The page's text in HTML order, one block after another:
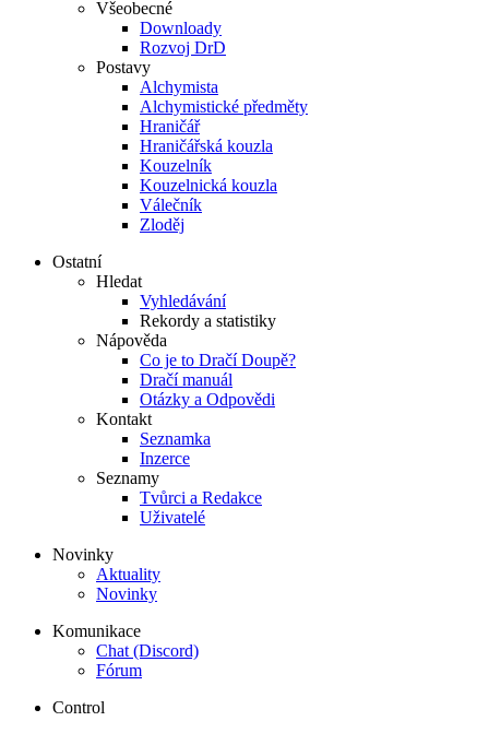
Všeobecné
Downloady
Rozvoj DrD
Postavy
Alchymista
Alchymistické předměty
Hraničář
Hraničářská kouzla
Kouzelník
Kouzelnická kouzla
Válečník
Zloděj
Ostatní
Hledat
Vyhledávání
Rekordy a statistiky
Nápověda
Co je to Dračí Doupě?
Dračí manuál
Otázky a Odpovědi
Kontakt
Seznamka
Inzerce
Seznamy
Tvůrci a Redakce
Uživatelé
Novinky
Aktuality
Novinky
Komunikace
Chat (Discord)
Fórum
Control